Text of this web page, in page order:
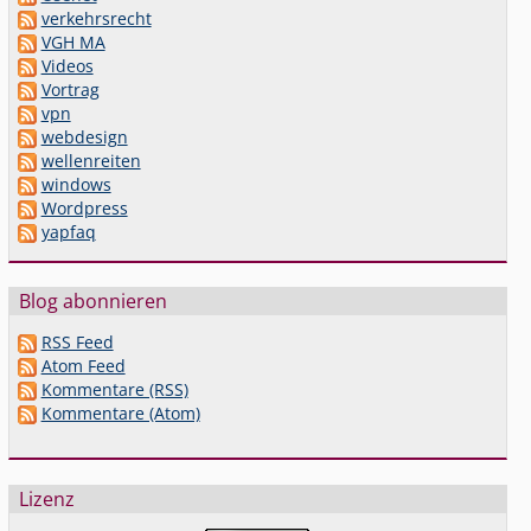
verkehrsrecht
VGH MA
Videos
Vortrag
vpn
webdesign
wellenreiten
windows
Wordpress
yapfaq
Blog abonnieren
RSS Feed
Atom Feed
Kommentare (RSS)
Kommentare (Atom)
Lizenz